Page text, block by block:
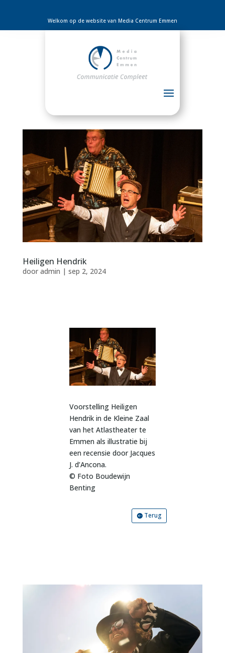
Welkom op de website van Media Centrum Emmen
Heiligen Hendrik
door admin | sep 2, 2024
Voorstelling Heiligen
Hendrik in de Kleine Zaal
van het Atlastheater te
Emmen als illustratie bij
een recensie door Jacques
J. d’Ancona.
© Foto Boudewijn
Benting
Terug